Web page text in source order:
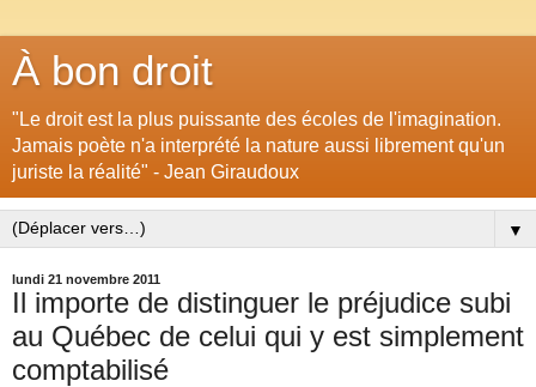
À bon droit
"Le droit est la plus puissante des écoles de l'imagination.
Jamais poète n'a interprété la nature aussi librement qu'un
juriste la réalité" - Jean Giraudoux
▼
lundi 21 novembre 2011
Il importe de distinguer le préjudice subi
au Québec de celui qui y est simplement
comptabilisé